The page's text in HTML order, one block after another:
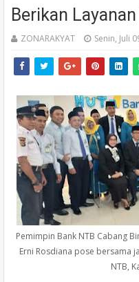
Berikan
ZONARAKYAT Senin, Juli
Pemimpin Bank NTB Cabang
Erni Rosdiana pose bersama
NTB,